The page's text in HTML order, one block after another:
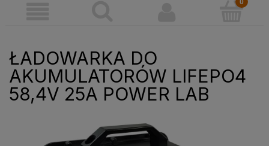
ŁADOWARKA DO
AKUMULATORÓW LIFEPO4
58,4V 25A POWER LAB